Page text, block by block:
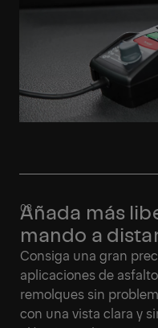
Añada más
mando a
Consiga una gran
aplicaciones de
remolques sin
con una vista clara y